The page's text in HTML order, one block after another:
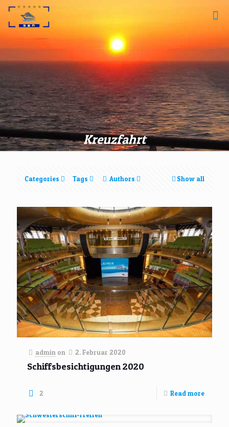
Kreuzfahrt
Categories Tags Authors Show all
admin on 2. Februar 2020
Schiffsbesichtigungen 2020
2 Read more